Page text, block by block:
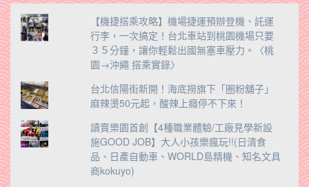
【機捷搭乘攻略】機場捷運預辦登機、託運
行李，一次搞定！台北車站到桃園機場只要
３５分鐘，讓你輕鬆出國無塞車壓力。〈桃
園→沖繩 搭乘實錄〉
台北信陽街新開！海底撈旗下「圈粉舖子」
麻辣燙50元起，酸辣上癮停不下來！
讀賣樂園首創【4種職業體驗/工廠見學新設
施GOOD JOB】大人小孩樂瘋玩!!(日清食
品、日產自動車、WORLD島精機、知名文具
商kokuyo)